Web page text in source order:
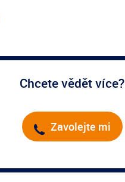
Chcete vědět více?
Zavolejte mi